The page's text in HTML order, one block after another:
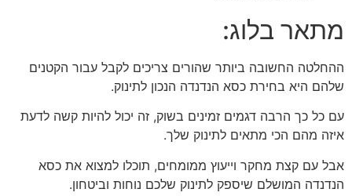
מתאר בלוג:
ההחלטה החשובה ביותר שהורים צריכים לקבל עבור הקטנים
שלהם היא בחירת כסא הנדנדה הנכון לתינוק.
עם כל כך הרבה דגמים זמינים בשוק, זה יכול להיות קשה לדעת
איזה מהם הכי מתאים לתינוק שלך.
אבל עם קצת מחקר וייעוץ ממומחים, תוכלו למצוא את כסא
הנדנדה המושלם שיספק לתינוק שלכם נוחות וביטחון.